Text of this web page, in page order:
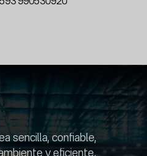
sencilla, confiable,
y eficiente.